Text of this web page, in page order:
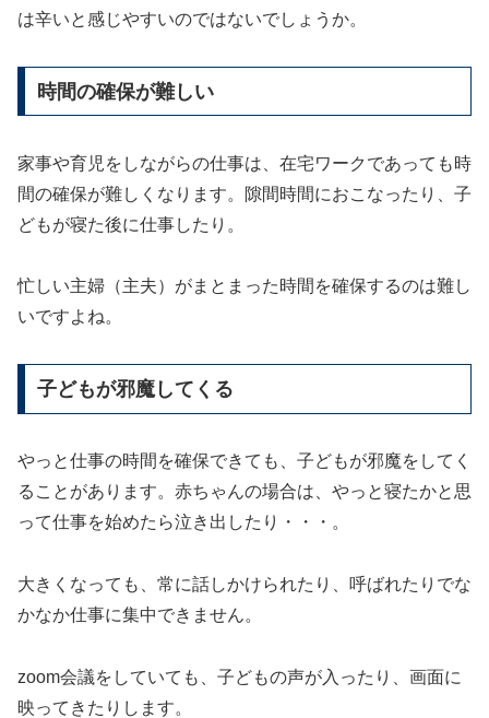
は辛いと感じやすいのではないでしょうか。
時間の確保が難しい
家事や育児をしながらの仕事は、在宅ワークであっても時
間の確保が難しくなります。隙間時間におこなったり、子
どもが寝た後に仕事したり。
忙しい主婦（主夫）がまとまった時間を確保するのは難し
いですよね。
子どもが邪魔してくる
やっと仕事の時間を確保できても、子どもが邪魔をしてく
ることがあります。赤ちゃんの場合は、やっと寝たかと思
って仕事を始めたら泣き出したり・・・。
大きくなっても、常に話しかけられたり、呼ばれたりでな
かなか仕事に集中できません。
zoom会議をしていても、子どもの声が入ったり、画面に
映ってきたりします。